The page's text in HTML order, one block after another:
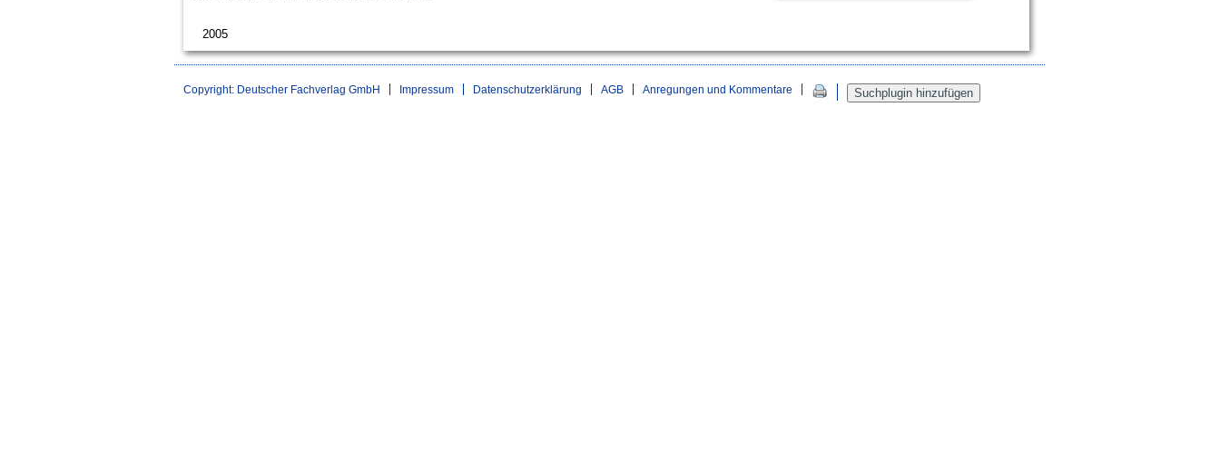
2005
Copyright: Deutscher Fachverlag GmbH Impressum Datenschutzerklärung AGB Anregungen und Kommentare